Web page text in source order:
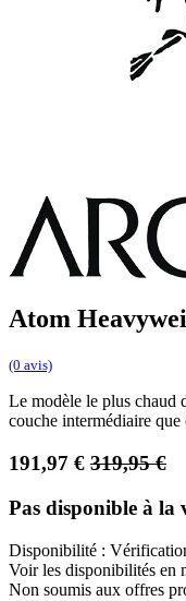
Atom
(0 avis)
Le modèle le plus chaud
couche intermédiaire
191,97 € 319,95€
Pas disponible à la
Disponibilité :
Voir les disponibilités en
Non soumis aux offres